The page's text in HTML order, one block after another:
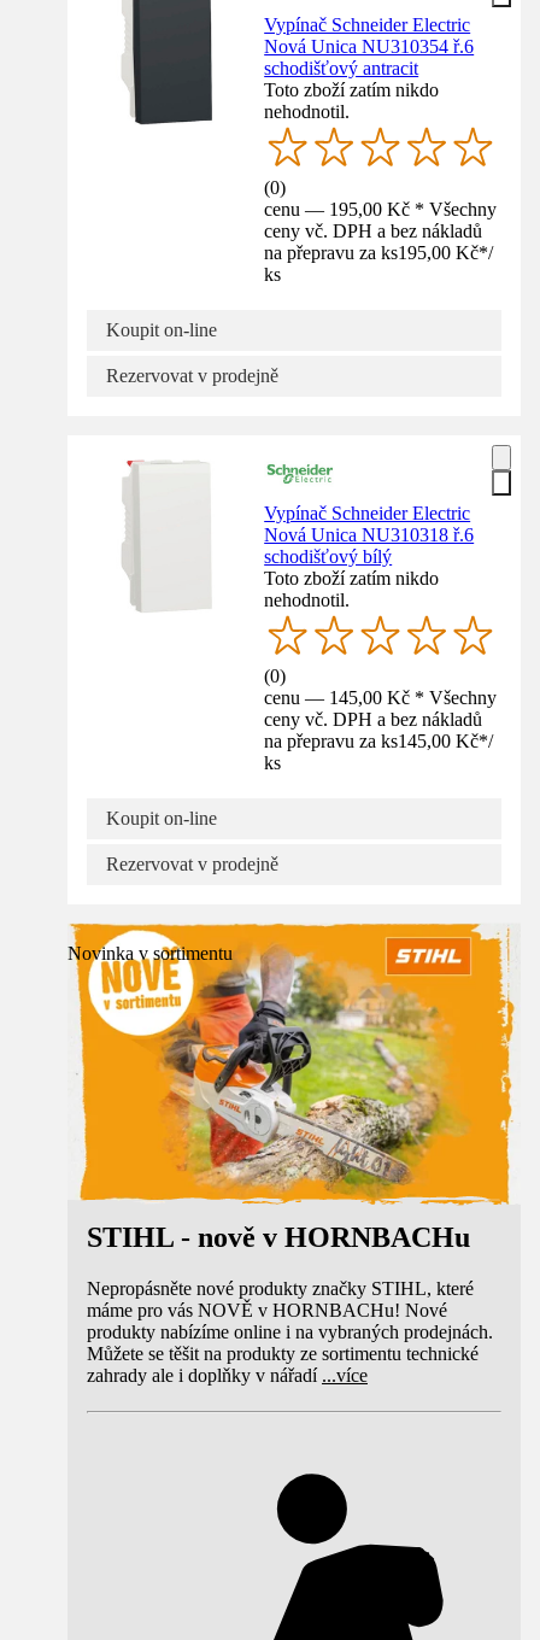
Vypínač Schneider Electric
Nová Unica NU310354 ř.6
schodišťový antracit
Toto zboží zatím nikdo
nehodnotil.
(0)
cenu — 195,00 Kč * Všechny
ceny vč. DPH a bez nákladů
na přepravu za ks195,00 Kč*/
ks
Koupit on-line
Rezervovat v prodejně
Vypínač Schneider Electric
Nová Unica NU310318 ř.6
schodišťový bílý
Toto zboží zatím nikdo
nehodnotil.
(0)
cenu — 145,00 Kč * Všechny
ceny vč. DPH a bez nákladů
na přepravu za ks145,00 Kč*/
ks
Koupit on-line
Rezervovat v prodejně
Novinka v sortimentu
STIHL - nově v HORNBACHu
Nepropásněte nové produkty značky STIHL, které
máme pro vás NOVĚ v HORNBACHu! Nové
produkty nabízíme online i na vybraných prodejnách.
Můžete se těšit na produkty ze sortimentu technické
zahrady ale i doplňky v nářadí ...více